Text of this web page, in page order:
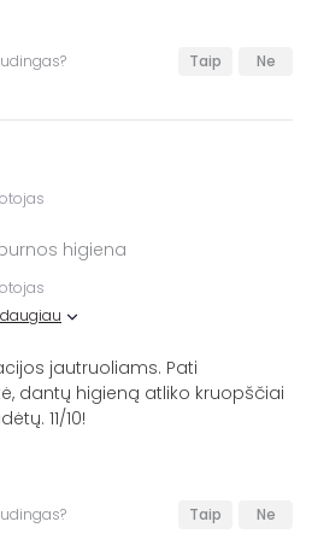
Taip Ne
higiena
jautruoliams. Pati
dantų higieną atliko kruopščiai
11/10!
Taip Ne